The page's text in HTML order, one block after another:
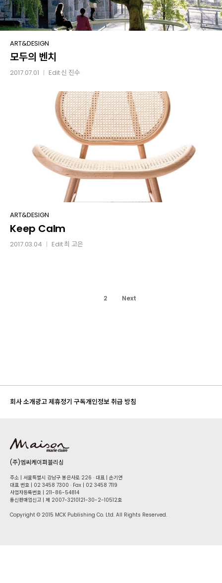
모두의
벤치
ART&DESIGN
모두의 벤치
2017.07.01 Edit신 진수
Keep
Calm
ART&DESIGN
Keep Calm
2017.03.04 Edit최 고은
2 Next
회사 소개광고 제휴정기 구독개인정보 취급 방침
(주)엠씨케이퍼블리싱
주소 | 서울특별시 강남구 봉은사로 226 · 대표 | 손기연
대표 번호 | 02 34​58 7300 · Fax | 02 34​58 7119
사업자등록번호 | 211-86-5​4814
통신판매업신고 | 제 2007-3210121-30-2-10512호
Copyright © 2015 MCK Publishing Co. Ltd. All Rights Reserved.